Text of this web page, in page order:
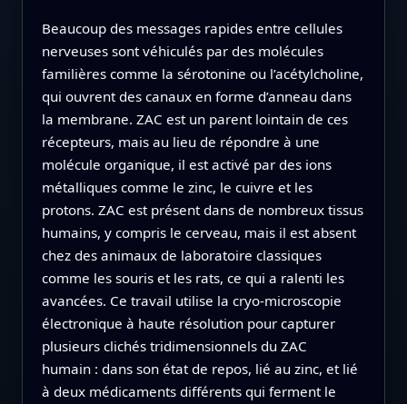
Beaucoup des messages rapides entre cellules
nerveuses sont véhiculés par des molécules
familières comme la sérotonine ou l’acétylcholine,
qui ouvrent des canaux en forme d’anneau dans
la membrane. ZAC est un parent lointain de ces
récepteurs, mais au lieu de répondre à une
molécule organique, il est activé par des ions
métalliques comme le zinc, le cuivre et les
protons. ZAC est présent dans de nombreux tissus
humains, y compris le cerveau, mais il est absent
chez des animaux de laboratoire classiques
comme les souris et les rats, ce qui a ralenti les
avancées. Ce travail utilise la cryo‑microscopie
électronique à haute résolution pour capturer
plusieurs clichés tridimensionnels du ZAC
humain : dans son état de repos, lié au zinc, et lié
à deux médicaments différents qui ferment le